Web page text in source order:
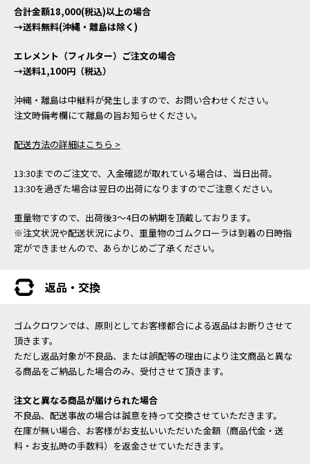
合計金額18,000(税込)以上の場合
→送料無料(沖縄・離島は除く)
エレメント（フィルター）ご注文の場合
→送料1,100円（税込）
沖縄・離島は中継料が発生しますので、お問い合わせください。
注文時備考欄にて離島の旨お知らせください。
配送方法の詳細はこちら >
13:30までのご注文で、入金確認が取れている場合は、当日出荷。
13:30を過ぎた場合は翌日の出荷になりますのでご注意ください。
重量物ですので、出荷後3～4日の納期を頂戴しております。
※注文状況や配送状況により、重量物のゴムクローラは到着の日時指
定ができませんので、あらかじめご了承ください。
返品・交換
ゴムクロワンでは、原則としてお客様都合による返品はお断りさせて
頂きます。
ただし返品対象が不良品、または誤配等の理由により注文商品と異な
る商品をご納品した場合のみ、受付させて頂きます。
注文と異なる商品が届けられた場合
不良品、配送事故の場合は誠意を持って交換させていただきます。
在庫が無い場合、お客様がお支払いいただいた金額（商品代金・送
料・お支払時の手数料）を返金させていただきます。